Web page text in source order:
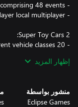
different liveries for
إظهار المزيد
منشور بواسطة
Eclipse Games